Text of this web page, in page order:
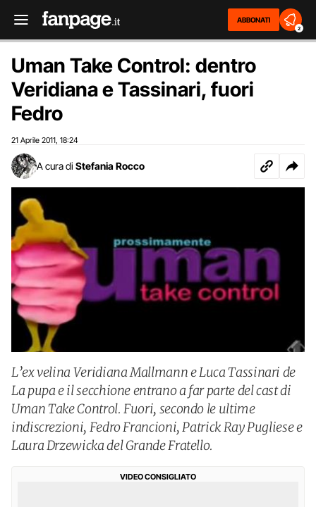
ABBONATI
2
Uman Take Control: dentro
Veridiana e Tassinari, fuori
Fedro
21 Aprile 2011 18:24
A cura di Stefania Rocco
L’ex velina Veridiana Mallmann e Luca Tassinari de
La pupa e il secchione entrano a far parte del cast di
Uman Take Control. Fuori, secondo le ultime
indiscrezioni, Fedro Francioni, Patrick Ray Pugliese e
Laura Drzewicka del Grande Fratello.
VIDEO CONSIGLIATO